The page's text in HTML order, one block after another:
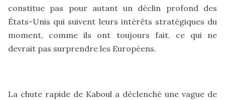
constitue pas pour autant un déclin profond des
États-Unis qui suivent leurs intérêts stratégiques du
moment, comme ils ont toujours fait, ce qui ne
devrait pas surprendre les Européens.
La chute rapide de Kaboul a déclenché une vague de